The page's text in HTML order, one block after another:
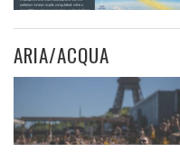
ARIA/ACQUA